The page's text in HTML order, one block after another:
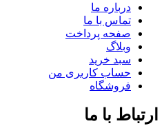
درباره ما
تماس با ما
صفحه پرداخت
وبلاگ
سبد خرید
حساب کاربری من
فروشگاه
ارتباط با ما